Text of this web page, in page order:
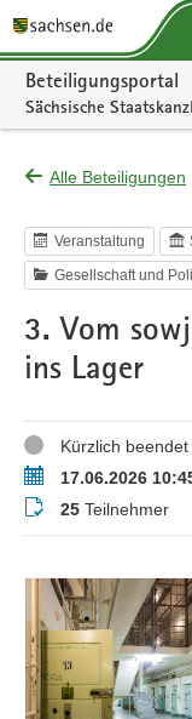
Portalnavigation
Beteiligungsportal
Sächsische
Alle Beteiligungen
Veranstaltung
Gesellschaft und
3. Vom
ins Lager
StatusKürzlich beendet
Termin17.06.2026
Teilnehmer
25 Teilnehmer